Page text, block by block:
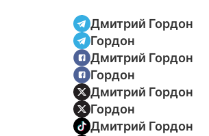
Дмитрий Гордон
Гордон
Дмитрий Гордон
Гордон
Дмитрий Гордон
Гордон
Дмитрий Гордон